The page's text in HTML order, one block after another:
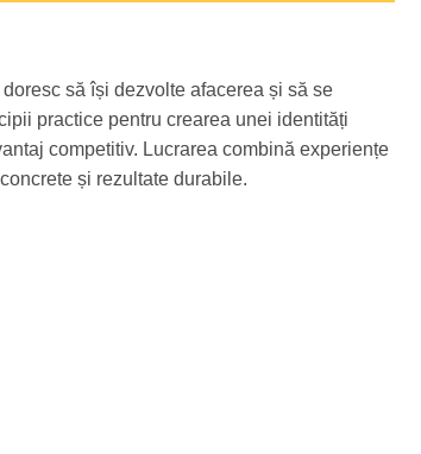
să își dezvolte afacerea și să se
practice pentru crearea unei identități
competitiv. Lucrarea combină experiențe
și rezultate durabile.